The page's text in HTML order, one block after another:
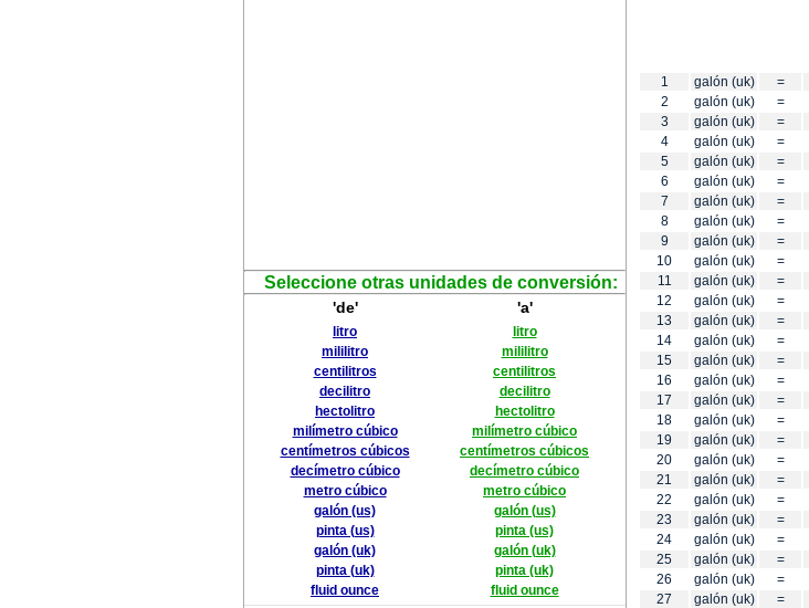
Seleccione otras unidades de conversión:
'de' 'a'
litro
mililitro
centilitros
decilitro
hectolitro
milímetro cúbico
centímetros cúbicos
decímetro cúbico
metro cúbico
galón (us)
pinta (us)
galón (uk)
pinta (uk)
fluid ounce
litro
mililitro
centilitros
decilitro
hectolitro
milímetro cúbico
centímetros cúbicos
decímetro cúbico
metro cúbico
galón (us)
pinta (us)
galón (uk)
pinta (uk)
fluid ounce
1 galón (uk) =
2
galón (uk) =
3
galón (uk) =
4
galón (uk) =
5
galón (uk) =
6
galón (uk) =
7
galón (uk) =
8
galón (uk) =
9
galón (uk) =
10
galón (uk) =
11
galón (uk) =
12
galón (uk) =
13
galón (uk) =
14
galón (uk) =
15
galón (uk) =
16
galón (uk) =
17
galón (uk) =
18
galón (uk) =
19
galón (uk) =
20
galón (uk) =
21
galón (uk) =
22
galón (uk) =
23
galón (uk) =
24
galón (uk) =
25
galón (uk) =
26
galón (uk) =
27
galón (uk) =